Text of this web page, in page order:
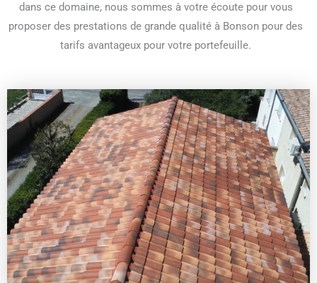
dans ce domaine, nous sommes à votre écoute pour vous
proposer des prestations de grande qualité à Bonson pour des
tarifs avantageux pour votre portefeuille.